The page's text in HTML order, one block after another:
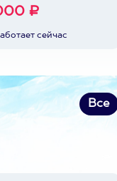
₽
сейчас
Все